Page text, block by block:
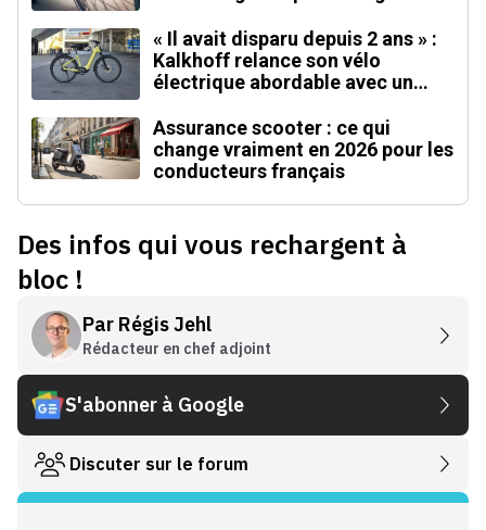
« Il avait disparu depuis 2 ans » :
Kalkhoff relance son vélo
électrique abordable avec un
Assurance scooter : ce qui
change vraiment en 2026 pour les
conducteurs français
Des infos qui vous rechargent à
bloc !
Par Régis Jehl
Rédacteur en chef adjoint
S'abonner à Google
Discuter sur le forum